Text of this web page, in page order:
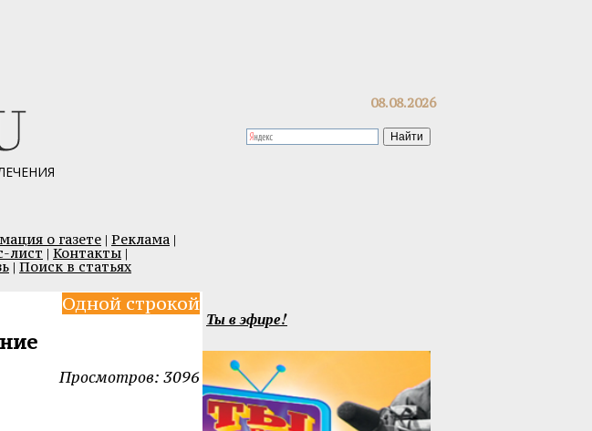
08.08.2026
о газете | Реклама |
лист | Контакты |
| Поиск в статьях
Одной строкой
Просмотров: 3096
Ты в эфире!